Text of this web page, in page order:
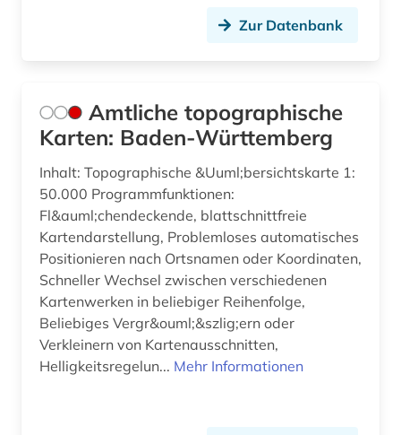
foto (1)
fotoarchiv (1)
fotografie (1)
fotografien (1)
fragment (1)
franken (3)
frankreich (1)
franziszeische landesaufnahme (1)
Zur Datenbank
Amtliche topographische
Karten: Baden-Württemberg
Inhalt: Topographische &Uuml;bersichtskarte 1:
50.000 Programmfunktionen:
Fl&auml;chendeckende, blattschnittfreie
Kartendarstellung, Problemloses automatisches
Positionieren nach Ortsnamen oder Koordinaten,
Schneller Wechsel zwischen verschiedenen
Kartenwerken in beliebiger Reihenfolge,
Beliebiges Vergr&ouml;&szlig;ern oder
Verkleinern von Kartenausschnitten,
Helligkeitsregelun... Mehr Informationen